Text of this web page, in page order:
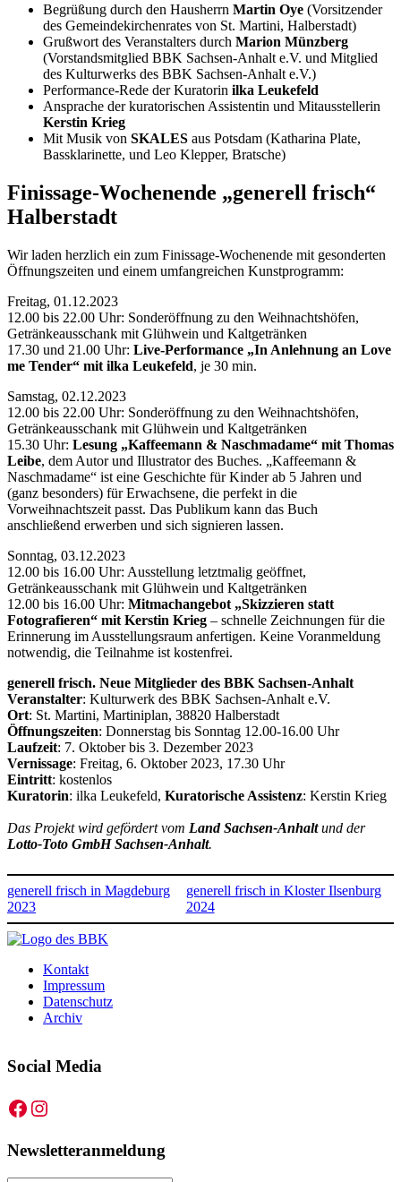
Begrüßung durch den Hausherrn Martin Oye (Vorsitzender
des Gemeindekirchenrates von St. Martini, Halberstadt)
Grußwort des Veranstalters durch Marion Münzberg
(Vorstandsmitglied BBK Sachsen-Anhalt e.V. und Mitglied
des Kulturwerks des BBK Sachsen-Anhalt e.V.)
Performance-Rede der Kuratorin ilka Leukefeld
Ansprache der kuratorischen Assistentin und Mitausstellerin
Kerstin Krieg
Mit Musik von SKALES aus Potsdam (Katharina Plate,
Bassklarinette, und Leo Klepper, Bratsche)
Finissage-Wochenende „generell frisch“
Halberstadt
Wir laden herzlich ein zum Finissage-Wochenende mit gesonderten
Öffnungszeiten und einem umfangreichen Kunstprogramm:
Freitag, 01.12.2023
12.00 bis 22.00 Uhr: Sonderöffnung zu den Weihnachtshöfen,
Getränkeausschank mit Glühwein und Kaltgetränken
17.30 und 21.00 Uhr: Live-Performance „In Anlehnung an Love
me Tender“ mit ilka Leukefeld, je 30 min.
Samstag, 02.12.2023
12.00 bis 22.00 Uhr: Sonderöffnung zu den Weihnachtshöfen,
Getränkeausschank mit Glühwein und Kaltgetränken
15.30 Uhr: Lesung „Kaffeemann & Naschmadame“ mit Thomas
Leibe, dem Autor und Illustrator des Buches. „Kaffeemann &
Naschmadame“ ist eine Geschichte für Kinder ab 5 Jahren und
(ganz besonders) für Erwachsene, die perfekt in die
Vorweihnachtszeit passt. Das Publikum kann das Buch
anschließend erwerben und sich signieren lassen.
Sonntag, 03.12.2023
12.00 bis 16.00 Uhr: Ausstellung letztmalig geöffnet,
Getränkeausschank mit Glühwein und Kaltgetränken
12.00 bis 16.00 Uhr: Mitmachangebot „Skizzieren statt
Fotografieren“ mit Kerstin Krieg – schnelle Zeichnungen für die
Erinnerung im Ausstellungsraum anfertigen. Keine Voranmeldung
notwendig, die Teilnahme ist kostenfrei.
generell frisch. Neue Mitglieder des BBK Sachsen-Anhalt
Veranstalter: Kulturwerk des BBK Sachsen-Anhalt e.V.
Ort: St. Martini, Martiniplan, 38820 Halberstadt
Öffnungszeiten: Donnerstag bis Sonntag 12.00-16.00 Uhr
Laufzeit: 7. Oktober bis 3. Dezember 2023
Vernissage: Freitag, 6. Oktober 2023, 17.30 Uhr
Eintritt: kostenlos
Kuratorin: ilka Leukefeld, Kuratorische Assistenz: Kerstin Krieg
Das Projekt wird gefördert vom Land Sachsen-Anhaltund der
Lotto-Toto GmbH Sachsen-Anhalt.
generell frisch in Magdeburg
2023
generell frisch in Kloster Ilsenburg
2024
Kontakt
Impressum
Datenschutz
Archiv
Social Media
Facebook
Instagram
Newsletteranmeldung